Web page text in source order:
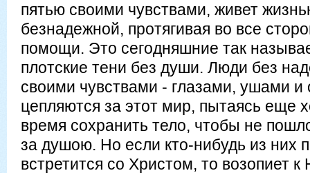
пятью своими чувствами, живет
безнадежной, протягивая во все
помощи. Это сегодняшние так
плотские тени без души. Люди без
своими чувствами - глазами, ушами
цепляются за этот мир, пытаясь еще
время сохранить тело, чтобы не
за душою. Но если кто-нибудь из
встретится со Христом, то возопиет